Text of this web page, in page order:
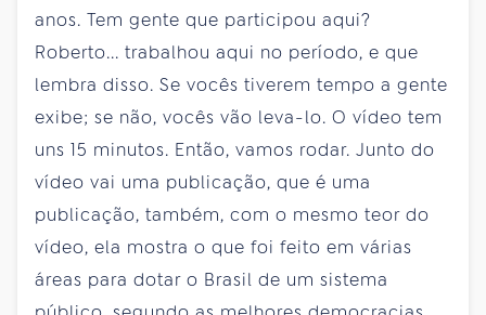
anos. Tem gente que participou aqui?
Roberto... trabalhou aqui no período, e que
lembra disso. Se vocês tiverem tempo a gente
exibe; se não, vocês vão leva-lo. O vídeo tem
uns 15 minutos. Então, vamos rodar. Junto do
vídeo vai uma publicação, que é uma
publicação, também, com o mesmo teor do
vídeo, ela mostra o que foi feito em várias
áreas para dotar o Brasil de um sistema